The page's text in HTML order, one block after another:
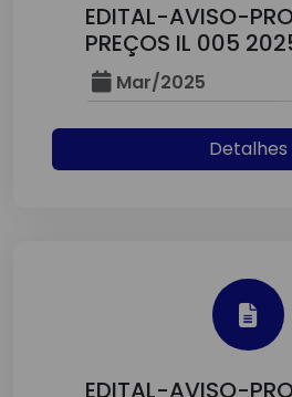
EDITAL-AVISO-
PREÇOS IL 005
Mar/2025
Detalhes
EDITAL-AVISO-